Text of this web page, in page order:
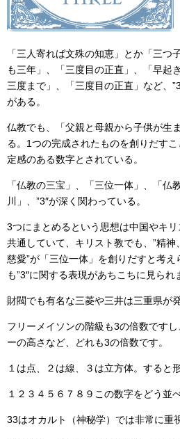
「三人寄れば文殊の知恵」とか「三つ
も三年」、「三度目の正直」、「早起
三度まで」、「三度目の正直」など、
がある。
仏教でも、「父親と母親から子供が生
る。1つの完成されたものを創りだす
定感のある数字とされている。
「仏教の三宝」、「三位一体」、「仏
川」、”3″が深く関わっている。
3つにまとめるという思想は中国やキ
共通していて、キリスト教でも、”精神
慈愛”が「三位一体」を創りだすと考
も”3″に関する表現があちこちに見られ
財閥でも有名な三菱や三井は三重県が発
フリーメイソンの階級も3の倍数です
ーの高さなど、どれも3の倍数です。
１は点、２は線、３は立方体。すると
１２３４５６７８９この数字をどう並
33はオカルト（神秘学）では非常に重